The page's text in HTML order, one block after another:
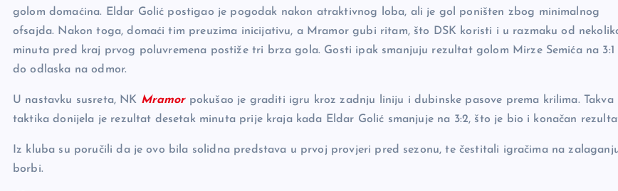
golom domaćina. Eldar Golić postigao je pogodak nakon atraktivnog loba, ali je gol poništen zbog minimalnog
ofsajda. Nakon toga, domaći tim preuzima inicijativu, a Mramor gubi ritam, što DSK koristi i u razmaku od
minuta pred kraj prvog poluvremena postiže tri brza gola. Gosti ipak smanjuju rezultat golom Mirze Semića na 3:1
do odlaska na odmor.
U nastavku susreta, NK Mramorpokušao je graditi igru kroz zadnju liniju i dubinske pasove prema krilima. Takva
taktika donijela je rezultat desetak minuta prije kraja kada Eldar Golić smanjuje na 3:2, što je bio i konačan
Iz kluba su poručili da je ovo bila solidna predstava u prvoj provjeri pred sezonu, te čestitali igračima na
borbi.